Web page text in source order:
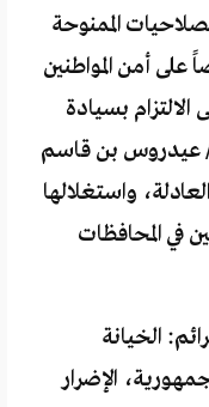
الممنوحة
على أمن المواطنين
بسيادة
عيدروس بن قاسم
واستغلالها
في المحافظات
الخيانة
الإضرار